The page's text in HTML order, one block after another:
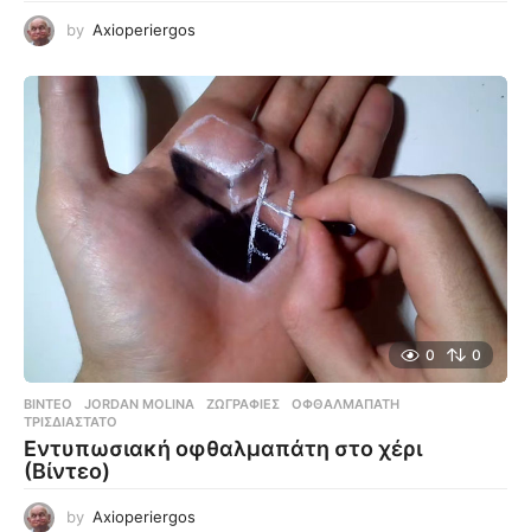
by Axioperiergos
0 0
ΒΊΝΤΕΟ JORDAN MOLINA ,ΖΩΓΡΑΦΙΈΣ ,ΟΦΘΑΛΜΑΠΆΤΗ
ΤΡΙΣΔΙΆΣΤΑΤΟ
Εντυπωσιακή οφθαλμαπάτη στο χέρι
(Βίντεο)
by Axioperiergos